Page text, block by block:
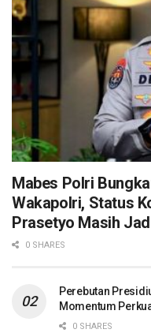
Mabes Polri
Wakapolri, Status
Prasetyo Masih
0 SHARES
Perebutan
Momentum
0 SHARES